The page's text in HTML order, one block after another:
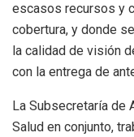
escasos recursos y
cobertura, y donde
la calidad de visión
con la entrega de
La Subsecretaría de
Salud en conjunto,